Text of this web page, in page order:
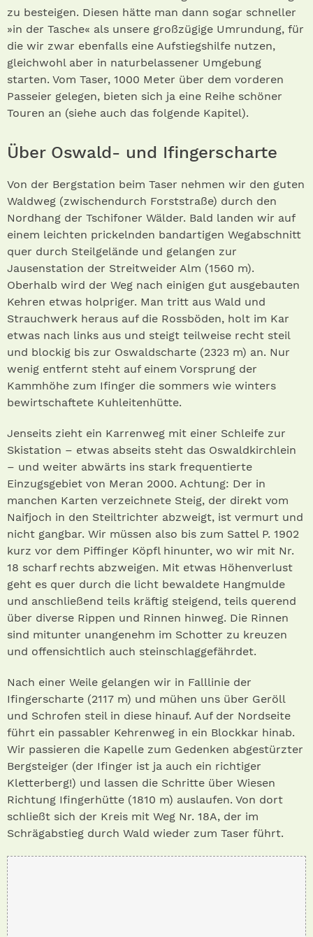
zu besteigen. Diesen hätte man dann sogar schneller
»in der Tasche« als unsere großzügige Umrundung, für
die wir zwar ebenfalls eine Aufstiegshilfe nutzen,
gleichwohl aber in naturbelassener Umgebung
starten. Vom Taser, 1000 Meter über dem vorderen
Passeier gelegen, bieten sich ja eine Reihe schöner
Touren an (siehe auch das folgende Kapitel).
Über Oswald- und Ifingerscharte
Von der Bergstation beim Taser nehmen wir den guten
Waldweg (zwischendurch Forststraße) durch den
Nordhang der Tschifoner Wälder. Bald landen wir auf
einem leichten prickelnden bandartigen Wegabschnitt
quer durch Steilgelände und gelangen zur
Jausenstation der Streitweider Alm (1560 m).
Oberhalb wird der Weg nach einigen gut ausgebauten
Kehren etwas holpriger. Man tritt aus Wald und
Strauchwerk heraus auf die Rossböden, holt im Kar
etwas nach links aus und steigt teilweise recht steil
und blockig bis zur Oswaldscharte (2323 m) an. Nur
wenig entfernt steht auf einem Vorsprung der
Kammhöhe zum Ifinger die sommers wie winters
bewirtschaftete Kuhleitenhütte.
Jenseits zieht ein Karrenweg mit einer Schleife zur
Skistation – etwas abseits steht das Oswaldkirchlein
– und weiter abwärts ins stark frequentierte
Einzugsgebiet von Meran 2000. Achtung: Der in
manchen Karten verzeichnete Steig, der direkt vom
Naifjoch in den Steiltrichter abzweigt, ist vermurt und
nicht gangbar. Wir müssen also bis zum Sattel P. 1902
kurz vor dem Piffinger Köpfl hinunter, wo wir mit Nr.
18 scharf rechts abzweigen. Mit etwas Höhenverlust
geht es quer durch die licht bewaldete Hangmulde
und anschließend teils kräftig steigend, teils querend
über diverse Rippen und Rinnen hinweg. Die Rinnen
sind mitunter unangenehm im Schotter zu kreuzen
und offensichtlich auch steinschlaggefährdet.
Nach einer Weile gelangen wir in Falllinie der
Ifingerscharte (2117 m) und mühen uns über Geröll
und Schrofen steil in diese hinauf. Auf der Nordseite
führt ein passabler Kehrenweg in ein Blockkar hinab.
Wir passieren die Kapelle zum Gedenken abgestürzter
Bergsteiger (der Ifinger ist ja auch ein richtiger
Kletterberg!) und lassen die Schritte über Wiesen
Richtung Ifingerhütte (1810 m) auslaufen. Von dort
schließt sich der Kreis mit Weg Nr. 18A, der im
Schrägabstieg durch Wald wieder zum Taser führt.